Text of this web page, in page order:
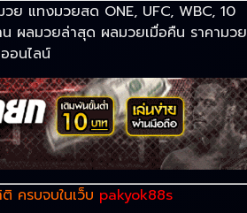
ย แทงมวยสด ONE, UFC, WBC, 10
ผลมวยล่าสุด ผลมวยเมื่อคืน ราคามวย
อนไลน์
ครบจบในเว็บ pakyok88s